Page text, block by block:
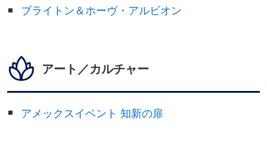
ブライトン＆ホーヴ・アルビオン
アート／カルチャー
アメックスイベント 知新の扉